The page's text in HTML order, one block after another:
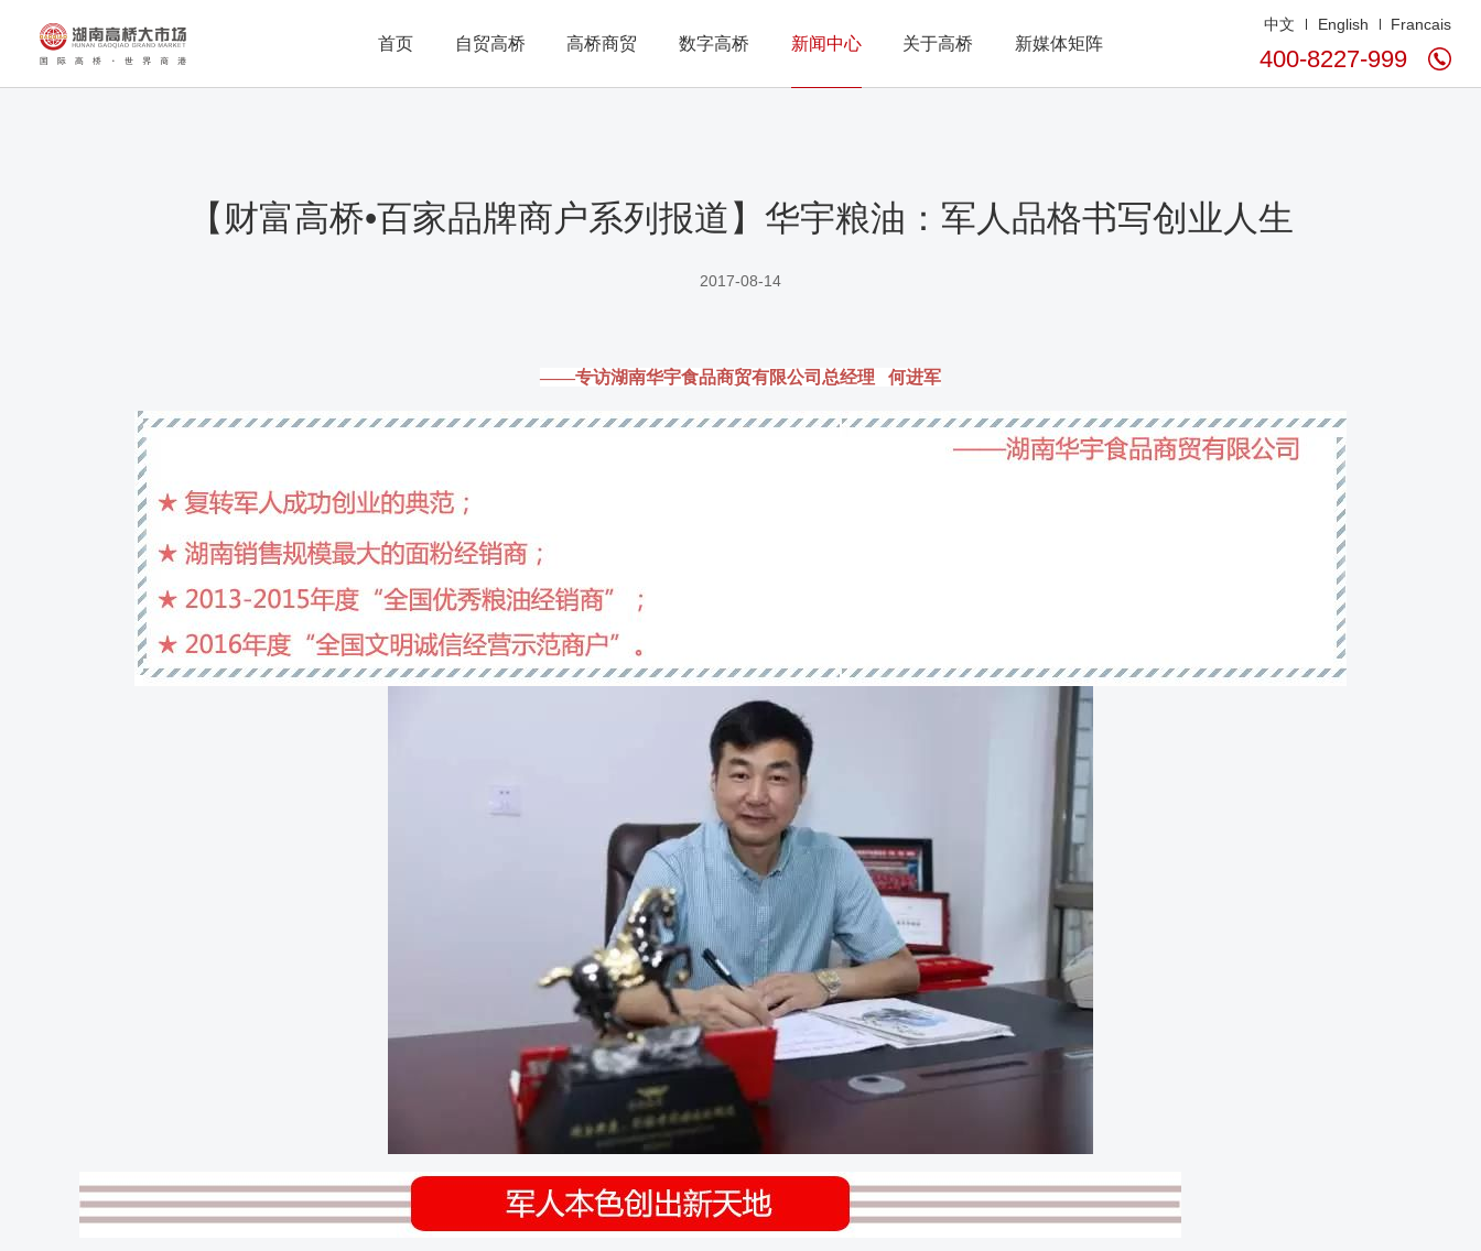
首页 自贸高桥 高桥商贸 数字高桥 新闻中心 关于高桥 新媒体矩阵
中文 English Francais
400-8227-999
【财富高桥•百家品牌商户系列报道】华宇粮油：军人品格书写创业人生
2017-08-14
——专访湖南华宇食品商贸有限公司总经理 何进军